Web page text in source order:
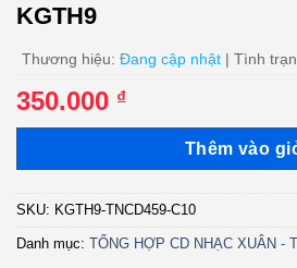
KGTH9
Thương hiệu: Đang cập nhật | Tình
350.000 ₫
Thêm vào
SKU: KGTH9-TNCD459-C10
Danh mục: TỔNG HỢP CD NHẠC XUÂN -